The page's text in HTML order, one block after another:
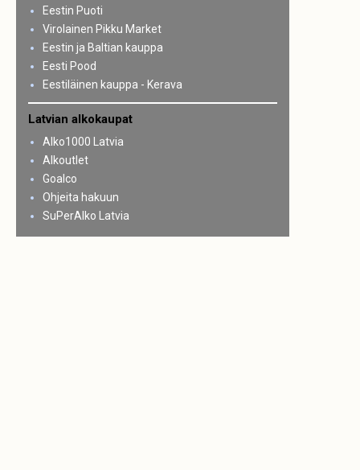
Eestin Puoti
Virolainen Pikku Market
Eestin ja Baltian kauppa
Eesti Pood
Eestiläinen kauppa - Kerava
Latvian alkokaupat
Alko1000 Latvia
Alkoutlet
Goalco
Ohjeita hakuun
SuPerAlko Latvia